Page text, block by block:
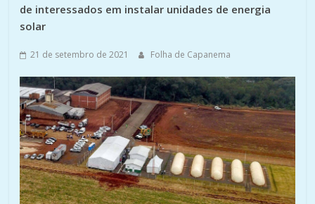
de interessados em instalar unidades de energia
solar
21 de setembro de 2021 Folha de Capanema